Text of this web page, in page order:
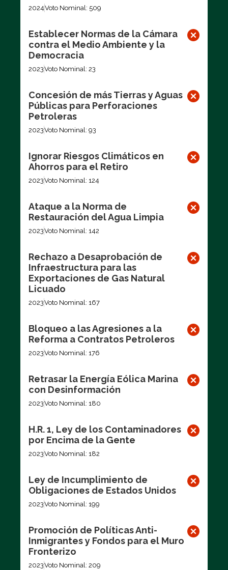
2024Voto Nominal: 509
Establecer Normas de la Cámara
contra el Medio Ambiente y la
Democracia
2023Voto Nominal: 23
Concesión de más Tierras y Aguas
Públicas para Perforaciones
Petroleras
2023Voto Nominal: 93
Ignorar Riesgos Climáticos en
Ahorros para el Retiro
2023Voto Nominal: 124
Ataque a la Norma de
Restauración del Agua Limpia
2023Voto Nominal: 142
Rechazo a Desaprobación de
Infraestructura para las
Exportaciones de Gas Natural
Licuado
2023Voto Nominal: 167
Bloqueo a las Agresiones a la
Reforma a Contratos Petroleros
2023Voto Nominal: 176
Retrasar la Energía Eólica Marina
con Desinformación
2023Voto Nominal: 180
H.R. 1, Ley de los Contaminadores
por Encima de la Gente
2023Voto Nominal: 182
Ley de Incumplimiento de
Obligaciones de Estados Unidos
2023Voto Nominal: 199
Promoción de Políticas Anti-
Inmigrantes y Fondos para el Muro
Fronterizo
2023Voto Nominal: 209